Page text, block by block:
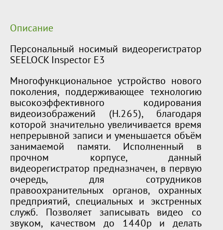
Описание
Персональный носимый видеорегистратор
SEELOCK Inspector E3
Многофункциональное устройство нового
поколения, поддерживающее технологию
высокоэффективного кодирования
видеоизображений (H.265), благодаря
которой значительно увеличивается время
непрерывной записи и уменьшается объём
занимаемой памяти. Исполненный в
прочном корпусе, данный
видеорегистратор предназначен, в первую
очередь, для сотрудников
правоохранительных органов, охранных
предприятий, специальных и экстренных
служб. Позволяет записывать видео со
звуком, качеством до 1440p и делать